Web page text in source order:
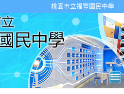
桃園市立福豐國民中學